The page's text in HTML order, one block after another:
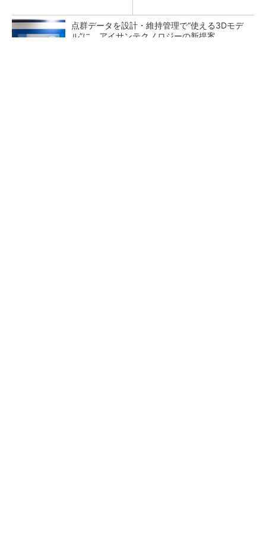
点群データを設計・維持管理で“使える3Dモデ
ル”に アイサンテクノロジーの新提案